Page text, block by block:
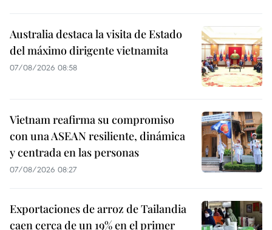
Australia destaca la visita de Estado
del máximo dirigente vietnamita
07/08/2026 08:58
Vietnam reafirma su compromiso
con una ASEAN resiliente, dinámica
y centrada en las personas
07/08/2026 08:27
Exportaciones de arroz de Tailandia
caen cerca de un 19% en el primer